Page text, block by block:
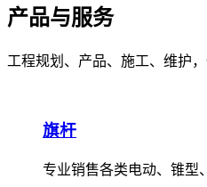
产品与服务
工程规划、产品、施工、维护
旗杆
专业销售各类电动、锥型